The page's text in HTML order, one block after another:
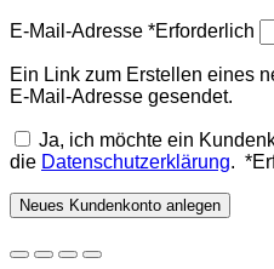
E-Mail-Adresse *Erforderlich
Ein Link zum Erstellen eines
E-Mail-Adresse gesendet.
Ja, ich möchte ein
die Datenschutzerklärung. *
Neues Kundenkonto anlegen